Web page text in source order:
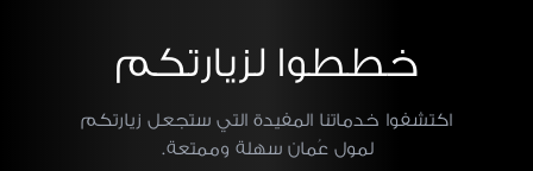
خططوا لزيارتكم
اكتشفوا خدماتنا المفيدة التي ستجعل زيارتكم
لمول عُمان سهلة وممتعة.